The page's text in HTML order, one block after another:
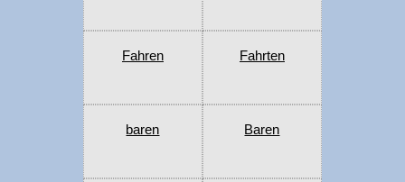
Fahren Fahrten
baren Baren